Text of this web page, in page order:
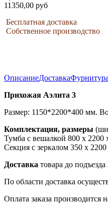
11350,00 руб
Бесплатная доставка
Собственное производство
ОписаниеДоставкаФурнитура
Прихожая Аэлита 3
Размер: 1150*2200*400 мм.
Комплектация, размеры
Тумба с вешалкой 800 x 2200
Секция с зеркалом 350 x
Доставка товара до подъезда
По области доставка
Оплата заказа производится